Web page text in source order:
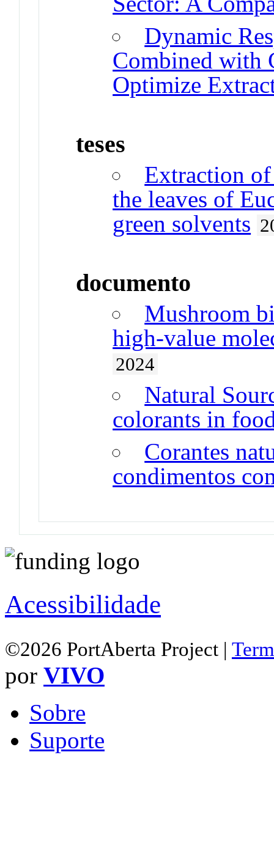
Dynamic
Combined with
Optimize
teses
Extraction
the leaves of
green solvents
documento
Mushroom
high-value
2024
Natural
colorants in
Corantes
condimentos
Acessibilidade
©2026 PortAberta Project |
por VIVO
Sobre
Suporte